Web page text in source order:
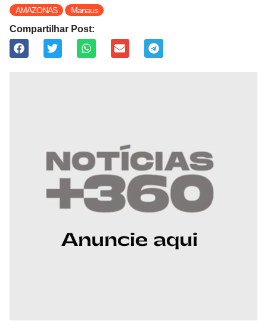
AMAZONAS Manaus
Compartilhar Post: